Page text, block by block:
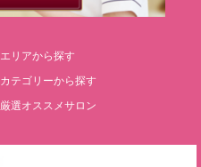
エリアから探す
カテゴリーから探す
厳選オススメサロン